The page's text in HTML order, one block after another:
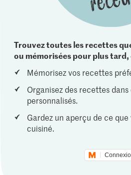
Trouvez toutes les recettes
ou mémorisées pour plus
Mémorisez vos recettes
Organisez des recettes
personnalisés.
Gardez un aperçu de ce que
cuisiné.